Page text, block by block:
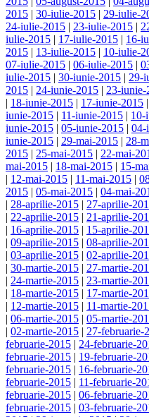
2015 | 30-iulie-2015 | 29-iulie-
24-iulie-2015 | 23-iulie-2015 |
iulie-2015 | 17-iulie-2015 | 16-
2015 | 13-iulie-2015 | 10-iulie-
07-iulie-2015 | 06-iulie-2015 |
iulie-2015 | 30-iunie-2015 | 29-
2015 | 24-iunie-2015 | 23-iunie-
| 18-iunie-2015 | 17-iunie-2015 |
iunie-2015 | 11-iunie-2015 | 10-
iunie-2015 | 05-iunie-2015 | 04-
iunie-2015 | 29-mai-2015 | 28-
2015 | 25-mai-2015 | 22-mai-
mai-2015 | 18-mai-2015 | 15-
| 12-mai-2015 | 11-mai-2015 |
2015 | 05-mai-2015 | 04-mai-
| 28-aprilie-2015 | 27-aprilie-
| 22-aprilie-2015 | 21-aprilie-
| 16-aprilie-2015 | 15-aprilie-
| 09-aprilie-2015 | 08-aprilie-
| 03-aprilie-2015 | 02-aprilie-
| 30-martie-2015 | 27-martie-
| 24-martie-2015 | 23-martie-
| 18-martie-2015 | 17-martie-
| 12-martie-2015 | 11-martie-
| 06-martie-2015 | 05-martie-
| 02-martie-2015 | 27-februarie-
februarie-2015 | 24-februarie-
februarie-2015 | 19-februarie-
februarie-2015 | 16-februarie-
februarie-2015 | 11-februarie-
februarie-2015 | 06-februarie-
februarie-2015 | 03-februarie-